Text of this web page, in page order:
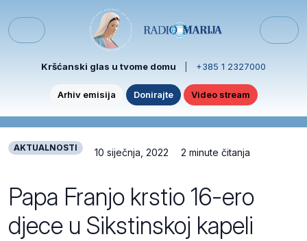
Menu
Kršćanski glas u tvome domu +385 1 2327000
Arhiv emisija Donirajte Video stream
AKTUALNOSTI 10 siječnja, 2022 2 minute čitanja
Papa Franjo krstio 16-ero
djece u Sikstinskoj kapeli